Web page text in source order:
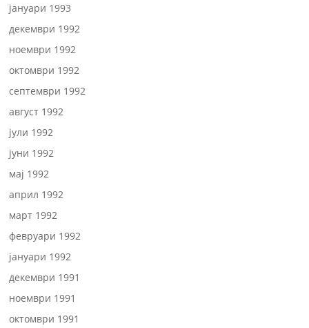
јануари 1993
декември 1992
ноември 1992
октомври 1992
септември 1992
август 1992
јули 1992
јуни 1992
мај 1992
април 1992
март 1992
февруари 1992
јануари 1992
декември 1991
ноември 1991
октомври 1991